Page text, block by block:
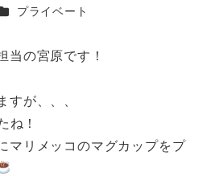
テゴリー
プライベート
当の宮原です！
が、、、
ね！
マリメッコのマグカップをプ